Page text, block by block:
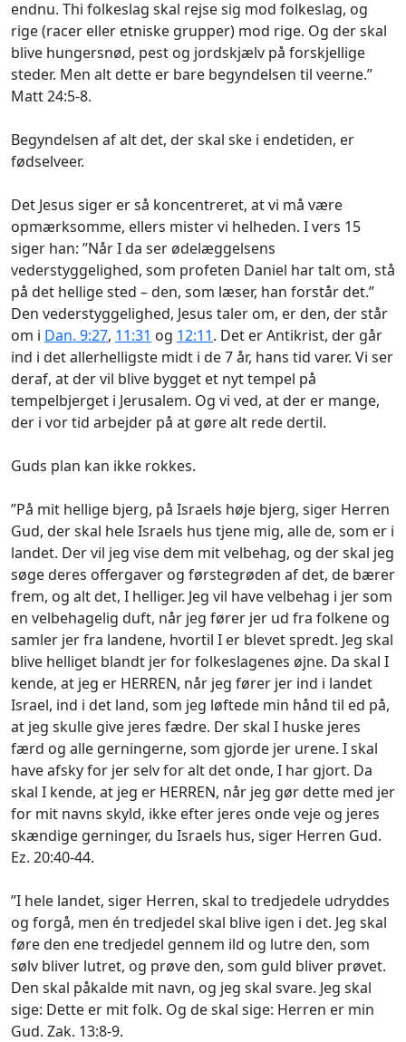
endnu. Thi folkeslag skal rejse sig mod folkeslag, og
rige (racer eller etniske grupper) mod rige. Og der skal
blive hungersnød, pest og jordskjælv på forskjellige
steder. Men alt dette er bare begyndelsen til veerne.”
Matt 24:5-8.
Begyndelsen af alt det, der skal ske i endetiden, er
fødselveer.
Det Jesus siger er så koncentreret, at vi må være
opmærksomme, ellers mister vi helheden. I vers 15
siger han: ”Når I da ser ødelæggelsens
vederstyggelighed, som profeten Daniel har talt om, stå
på det hellige sted – den, som læser, han forstår det.”
Den vederstyggelighed, Jesus taler om, er den, der står
om i Dan. 9:27, 11:31 og 12:11. Det er Antikrist, der går
ind i det allerhelligste midt i de 7 år, hans tid varer. Vi ser
deraf, at der vil blive bygget et nyt tempel på
tempelbjerget i Jerusalem. Og vi ved, at der er mange,
der i vor tid arbejder på at gøre alt rede dertil.
Guds plan kan ikke rokkes.
”På mit hellige bjerg, på Israels høje bjerg, siger Herren
Gud, der skal hele Israels hus tjene mig, alle de, som er i
landet. Der vil jeg vise dem mit velbehag, og der skal jeg
søge deres offergaver og førstegrøden af det, de bærer
frem, og alt det, I helliger. Jeg vil have velbehag i jer som
en velbehagelig duft, når jeg fører jer ud fra folkene og
samler jer fra landene, hvortil I er blevet spredt. Jeg skal
blive helliget blandt jer for folkeslagenes øjne. Da skal I
kende, at jeg er HERREN, når jeg fører jer ind i landet
Israel, ind i det land, som jeg løftede min hånd til ed på,
at jeg skulle give jeres fædre. Der skal I huske jeres
færd og alle gerningerne, som gjorde jer urene. I skal
have afsky for jer selv for alt det onde, I har gjort. Da
skal I kende, at jeg er HERREN, når jeg gør dette med jer
for mit navns skyld, ikke efter jeres onde veje og jeres
skændige gerninger, du Israels hus, siger Herren Gud.
Ez. 20:40-44.
”I hele landet, siger Herren, skal to tredjedele udryddes
og forgå, men én tredjedel skal blive igen i det. Jeg skal
føre den ene tredjedel gennem ild og lutre den, som
sølv bliver lutret, og prøve den, som guld bliver prøvet.
Den skal påkalde mit navn, og jeg skal svare. Jeg skal
sige: Dette er mit folk. Og de skal sige: Herren er min
Gud. Zak. 13:8-9.